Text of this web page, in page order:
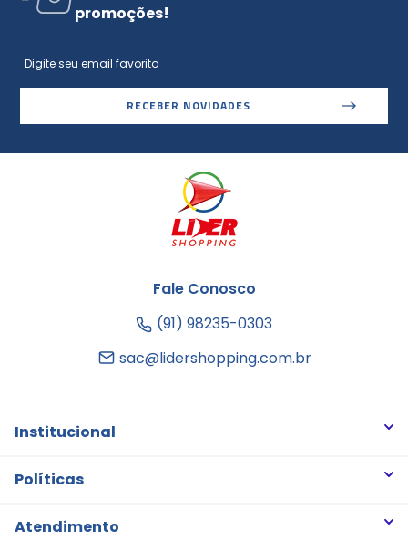
promoções!
RECEBER NOVIDADES
Fale Conosco
(91) 98235-0303
sac@lidershopping.com.br
Institucional
Quem somos
Notícias
Políticas
Trocas e Devoluções
Atendimento